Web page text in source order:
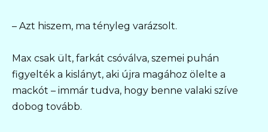
– Azt hiszem, ma tényleg varázsolt.
Max csak ült, farkát csóválva, szemei puhán
figyelték a kislányt, aki újra magához ölelte a
mackót – immár tudva, hogy benne valaki szíve
dobog tovább.